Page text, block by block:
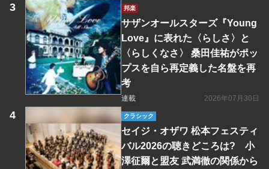
邦楽
サザンオールスターズ『Young
Love』に表れた〈らしさ〉と
〈らしくなさ〉 桑田佳祐がポッ
プスを自ら再定義した名盤を再
考
連載 2026年07月30日
クラシック
セイジ・オザワ 松本フェスティ
バル2026の聴きどころは? 小
澤征爾と盟友 武満徹の関係から